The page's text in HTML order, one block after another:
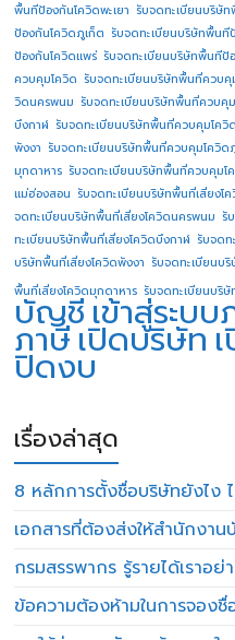
พื้นทีป้องกันโควิดพะเยา รับจดทะเบียนบริษั
ป้องกันโควิดภูเก็ต รับจดทะเบียนบริษัทพื้นที
ป้องกันโควิดแพร่ รับจดทะเบียนบริษัทพื้นทีป้
ควบคุมโควิด รับจดทะเบียนบริษัทพื้นที่ควบคุ
วิดนครพนม รับจดทะเบียนบริษัทพื้นที่ควบคุ
บึงกาฬ รับจดทะเบียนบริษัทพื้นที่ควบคุมโควิ
พังงา รับจดทะเบียนบริษัทพื้นที่ควบคุมโควิด
มุกดาหาร รับจดทะเบียนบริษัทพื้นที่ควบคุมโ
แม่ฮ่องสอน รับจดทะเบียนบริษัทพื้นที่เสี่ยงโ
จดทะเบียนบริษัทพื้นที่เสี่ยงโควิดนครพนม รั
ทะเบียนบริษัทพื้นที่เสี่ยงโควิดบึงกาฬ รับจดท
บริษัทพื้นที่เสี่ยงโควิดพังงา รับจดทะเบียนบ
พื้นที่เสี่ยงโควิดมุกดาหาร รับจดทะเบียนบริ
บัญชี เข้าสู่ระบ
ภาษีเปิดบริษัท
ปิดงบ
เรื่องล่าสุด
8 หลักการตั้งชื่อบริษัทยังไง
เอกสารที่ต้องส่งให้สำนักงา
กรมสรรพากร รู้รายได้เราอย่
ข้อความต้องห้ามในการจอง